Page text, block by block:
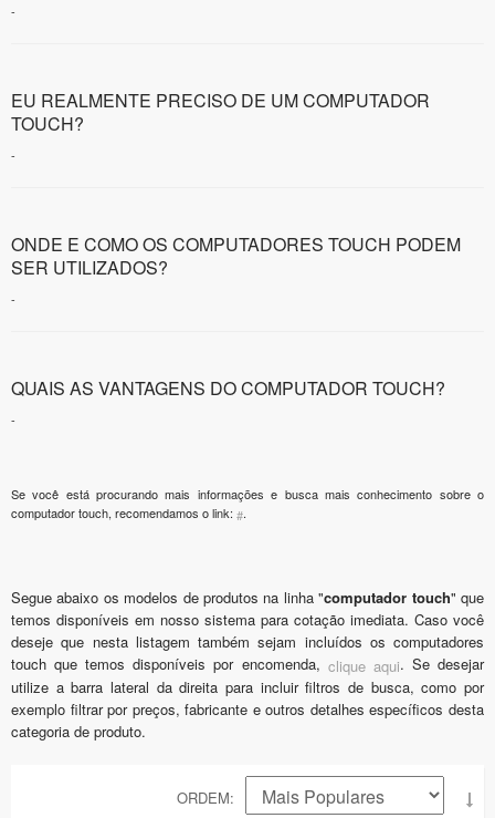
-
EU REALMENTE PRECISO DE UM COMPUTADOR
TOUCH?
-
ONDE E COMO OS COMPUTADORES TOUCH PODEM
SER UTILIZADOS?
-
QUAIS AS VANTAGENS DO COMPUTADOR TOUCH?
-
Se você está procurando mais informações e busca mais conhecimento sobre o
computador touch, recomendamos o link: #.
Segue abaixo os modelos de produtos na linha "computador touch" que
temos disponíveis em nosso sistema para cotação imediata. Caso você
deseje que nesta listagem também sejam incluídos os computadores
touch que temos disponíveis por encomenda, clique aqui. Se desejar
utilize a barra lateral da direita para incluir filtros de busca, como por
exemplo filtrar por preços, fabricante e outros detalhes específicos desta
categoria de produto.
ORDEM